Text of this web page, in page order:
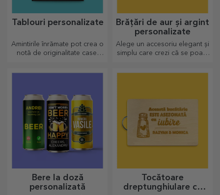
Tablouri personalizate
Amintirile înrămate pot crea o
notă de originalitate casei
Brățări de aur și argint
personalizate
Alege un accesoriu elegant și
simplu care crezi că se poate
Bere la doză
personalizată
Tocătoare
dreptunghiulare cu